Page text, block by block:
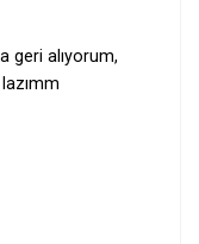
geri alıyorum,